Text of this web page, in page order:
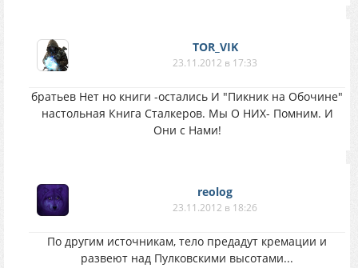
TOR_VIK
23.11.2012 в 17:33
братьев Нет но книги -остались И "Пикник на Обочине"
настольная Книга Сталкеров. Мы О НИХ- Помним. И
Они с Нами!
reolog
23.11.2012 в 18:26
По другим источникам, тело предадут кремации и
развеют над Пулковскими высотами...